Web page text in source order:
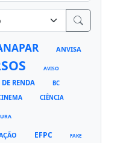
ANVISA
AVISO
RENDA BC
CIÊNCIA
EFPC FAKE